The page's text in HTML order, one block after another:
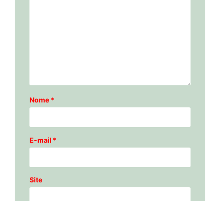
Nome *
E-mail *
Site